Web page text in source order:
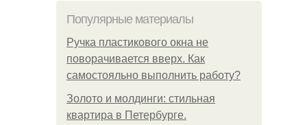
Популярные материалы
Ручка пластикового окна не
поворачивается вверх. Как
самостояльно выполнить работу?
Золото и молдинги: стильная
квартира в Петербурге.